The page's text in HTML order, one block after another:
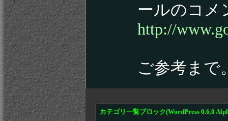
ールのコメ
http://
ご参考まで
カテゴリ一覧ブロック(WordPress 0.6.0